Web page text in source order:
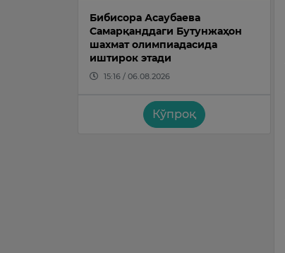
Бибисора Асаубаева
Самарқанддаги Бутунжаҳон
шахмат олимпиадасида
иштирок этади
15:16 / 06.08.2026
Кўпроқ